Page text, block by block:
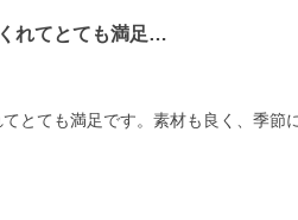
れてとても満足…
とても満足です。素材も良く、季節